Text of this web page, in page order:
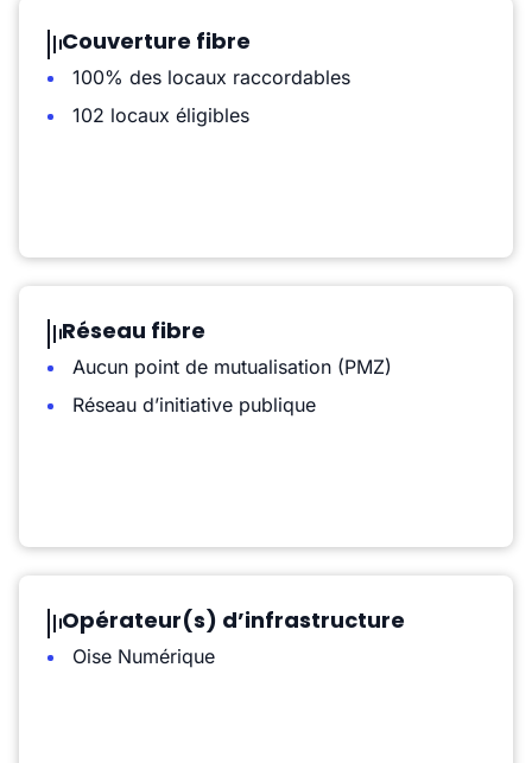
Couverture fibre
100% des locaux raccordables
102 locaux éligibles
Réseau fibre
Aucun point de mutualisation (PMZ)
Réseau d’initiative publique
Opérateur(s) d’infrastructure
Oise Numérique